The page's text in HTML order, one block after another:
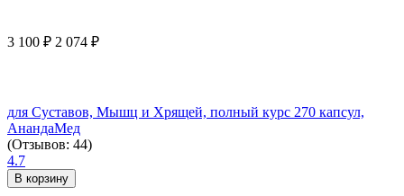
3 100 ₽ 2 074 ₽
для Суставов, Мышц и Хрящей, полный курс 270 капсул,
АнандаМед
(Отзывов: 44)
4.7
В корзину